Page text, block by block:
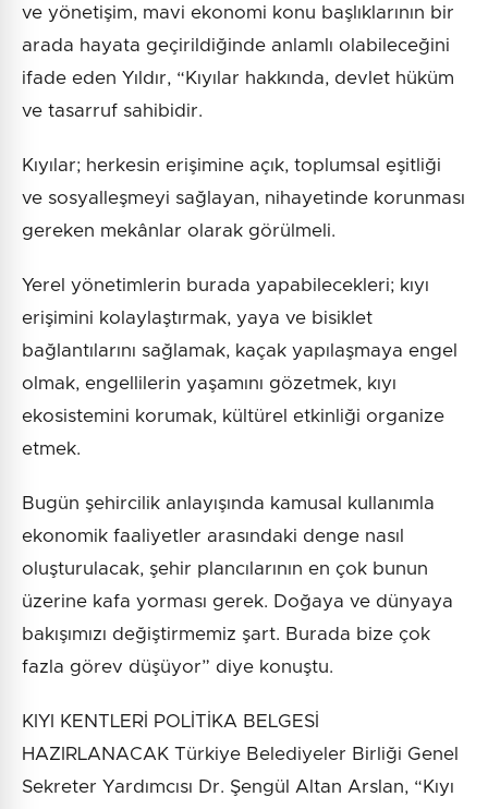
ve yönetişim, mavi ekonomi konu başlıklarının bir
arada hayata geçirildiğinde anlamlı olabileceğini
ifade eden Yıldır, “Kıyılar hakkında, devlet hüküm
ve tasarruf sahibidir.
Kıyılar; herkesin erişimine açık, toplumsal eşitliği
ve sosyalleşmeyi sağlayan, nihayetinde korunması
gereken mekânlar olarak görülmeli.
Yerel yönetimlerin burada yapabilecekleri; kıyı
erişimini kolaylaştırmak, yaya ve bisiklet
bağlantılarını sağlamak, kaçak yapılaşmaya engel
olmak, engellilerin yaşamını gözetmek, kıyı
ekosistemini korumak, kültürel etkinliği organize
etmek.
Bugün şehircilik anlayışında kamusal kullanımla
ekonomik faaliyetler arasındaki denge nasıl
oluşturulacak, şehir plancılarının en çok bunun
üzerine kafa yorması gerek. Doğaya ve dünyaya
bakışımızı değiştirmemiz şart. Burada bize çok
fazla görev düşüyor” diye konuştu.
KIYI KENTLERİ POLİTİKA BELGESİ
HAZIRLANACAK Türkiye Belediyeler Birliği Genel
Sekreter Yardımcısı Dr. Şengül Altan Arslan, “Kıyı